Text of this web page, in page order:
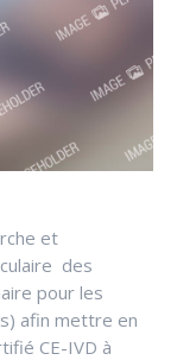
et
des
pour les
afin mettre en
CE-IVD à